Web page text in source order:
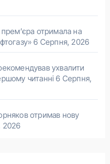
отримала на
6 Серпня, 2026
ухвалити
читанні 6 Серпня,
отримав нову
2026